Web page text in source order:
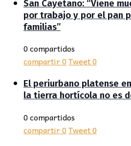
San Cayetano: “Viene
por trabajo y por el pan
familias”
0 compartidos
compartir0Tweet0
El periurbano platense
la tierra hortícola no es
0 compartidos
compartir0Tweet0